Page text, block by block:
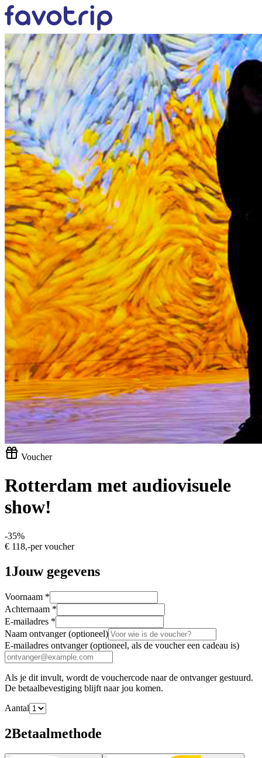
Voucher
Rotterdam met audiovisuele
show!
-35%
€ 118,-per voucher
1Jouw gegevens
Voornaam *
Achternaam *
E-mailadres *
Naam ontvanger (optioneel)
E-mailadres ontvanger (optioneel, als de voucher een cadeau is)
Als je dit invult, wordt de vouchercode naar de ontvanger gestuurd.
De betaalbevestiging blijft naar jou komen.
Aantal
2Betaalmethode